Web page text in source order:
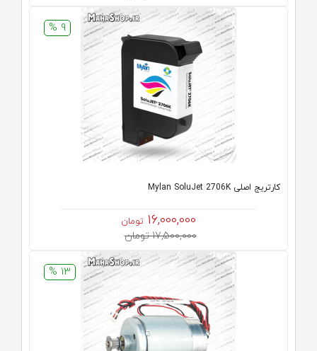
9 %
کارتریج اصلی Mylan SoluJet 2706K
16,000,000 تومان
17,500,000 تومان
13 %